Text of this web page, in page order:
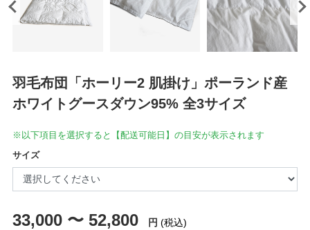
羽毛布団「ホーリー2 肌掛け」ポーランド産
ホワイトグースダウン95% 全3サイズ
※以下項目を選択すると【配送可能日】の目安が表示されます
サイズ
33,000 〜 52,800 円 (税込)